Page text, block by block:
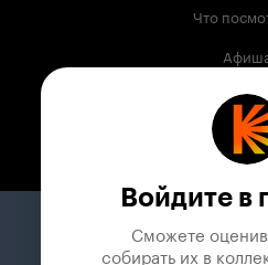
Что
Музыка
Служба
Войдите в
Сможете
собирать их в